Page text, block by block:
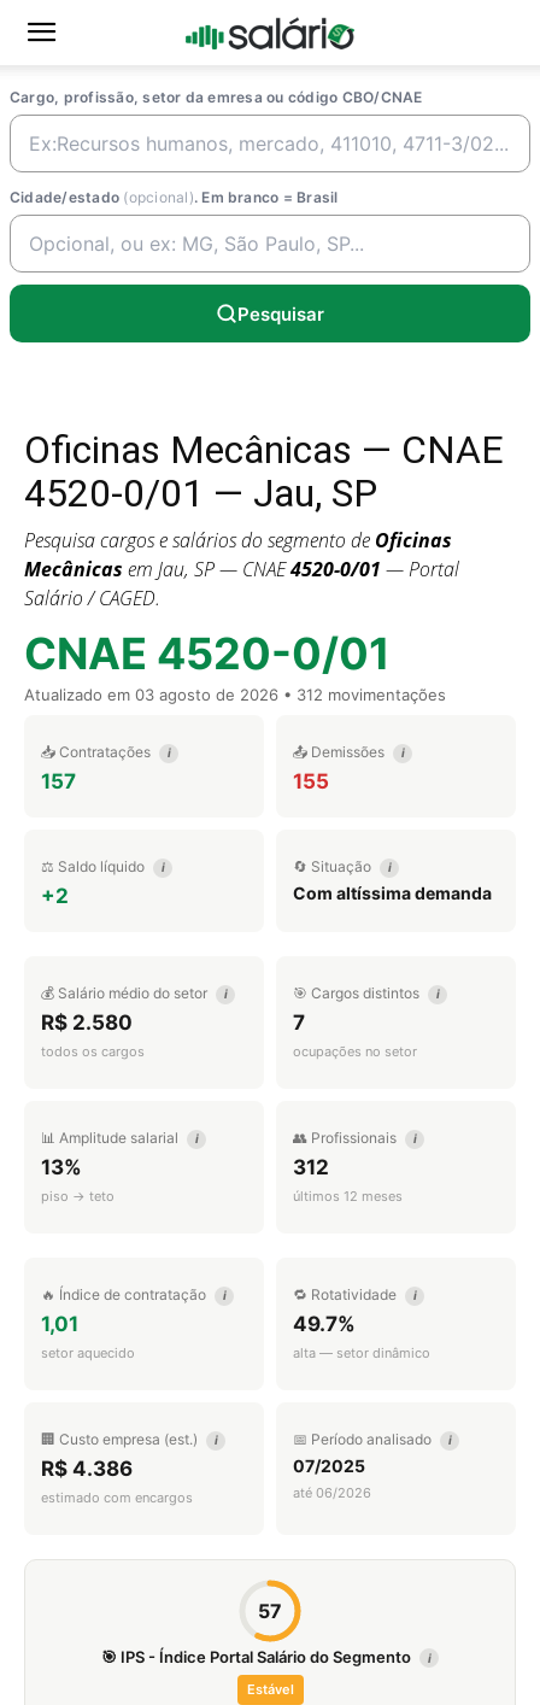
Cargo, profissão, setor da emresa ou código CBO/CNAE
Cidade/estado (opcional). Em branco = Brasil
Pesquisar
Oficinas Mecânicas — CNAE
4520-0/01 — Jau, SP
Pesquisa cargos e salários do segmento de Oficinas
Mecânicas em Jau, SP — CNAE4520-0/01 — Portal
Salário / CAGED.
CNAE 4520-0/01
Atualizado em 03 agosto de 2026 • 312 movimentações
📥 Contratações i
157
📤 Demissões i
155
⚖️ Saldo líquido i
+2
🔄 Situação i
Com altíssima demanda
💰 Salário médio do setor i
R$ 2.580
todos os cargos
🎯 Cargos distintos i
7
ocupações no setor
📊 Amplitude salarial i
13%
piso → teto
👥 Profissionais i
312
últimos 12 meses
🔥 Índice de contratação i
1,01
setor aquecido
🔁 Rotatividade i
49.7%
alta — setor dinâmico
🏢 Custo empresa (est.) i
R$ 4.386
estimado com encargos
📅 Período analisado i
07/2025
até 06/2026
57
🎯 IPS - Índice Portal Salário do Segmento i
Estável